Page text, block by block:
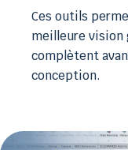
Ces outils
meilleure vision
complètent
conception.